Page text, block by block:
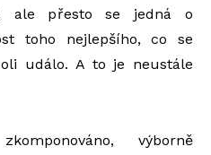
ale přesto se jedná o
toho nejlepšího, co se
událo. A to je neustále
výborně